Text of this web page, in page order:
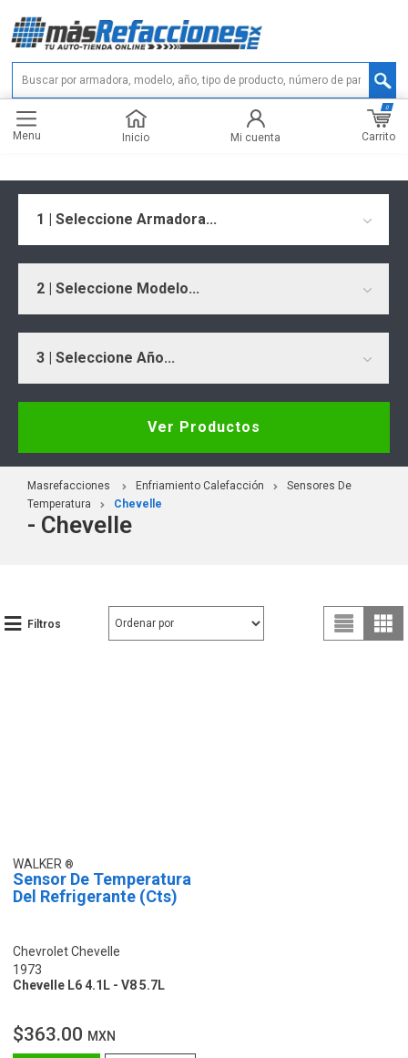
Menu Inicio Mi cuenta Carrito
0
1 | Seleccione Armadora...
2 | Seleccione Modelo...
3 | Seleccione Año...
Ver Productos
Masrefacciones Enfriamiento Calefacción
Sensores De
Temperatura
Chevelle
- Chevelle
Filtros
WALKER
Sensor De Temperatura
Del Refrigerante (Cts)
Chevrolet Chevelle
1973
Chevelle L6 4.1L - V8 5.7L
$363.00 MXN